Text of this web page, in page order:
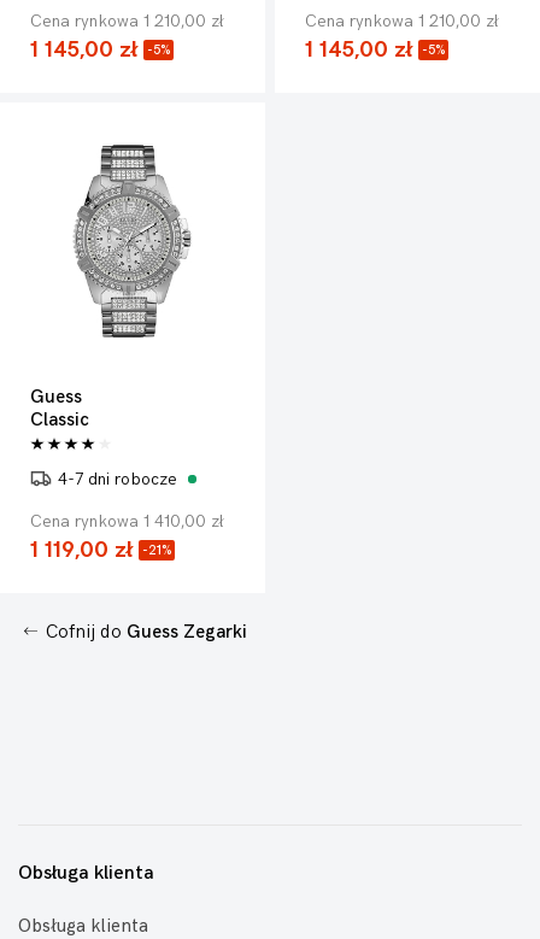
Cena rynkowa 1 210,00 zł
1 145,00 zł -5%
Cena rynkowa 1 210,00 zł
1 145,00 zł -5%
Guess
Classic
4-7 dni robocze
Cena rynkowa 1 410,00 zł
1 119,00 zł -21%
Cofnij do Guess Zegarki
Obsługa klienta
Obsługa klienta